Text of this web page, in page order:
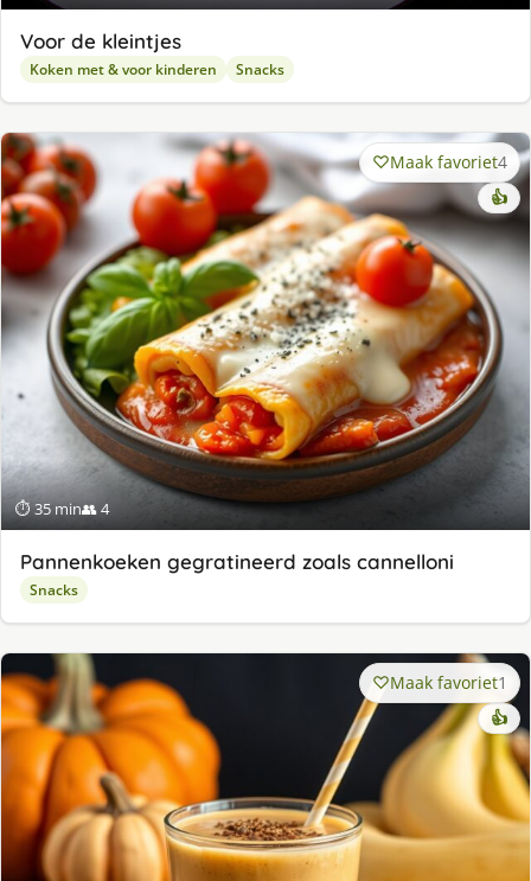
Voor de kleintjes
Koken met & voor kinderen Snacks
⏱ 35 min👥 4
Maak favoriet4
👍
Pannenkoeken gegratineerd zoals cannelloni
Snacks
Maak favoriet1
👍